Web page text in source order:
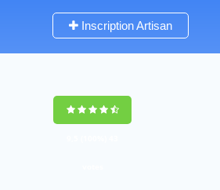
Inscription Artisan